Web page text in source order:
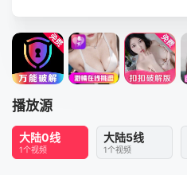
播放源
大陆0线
1个视频
大陆5线
1个视频